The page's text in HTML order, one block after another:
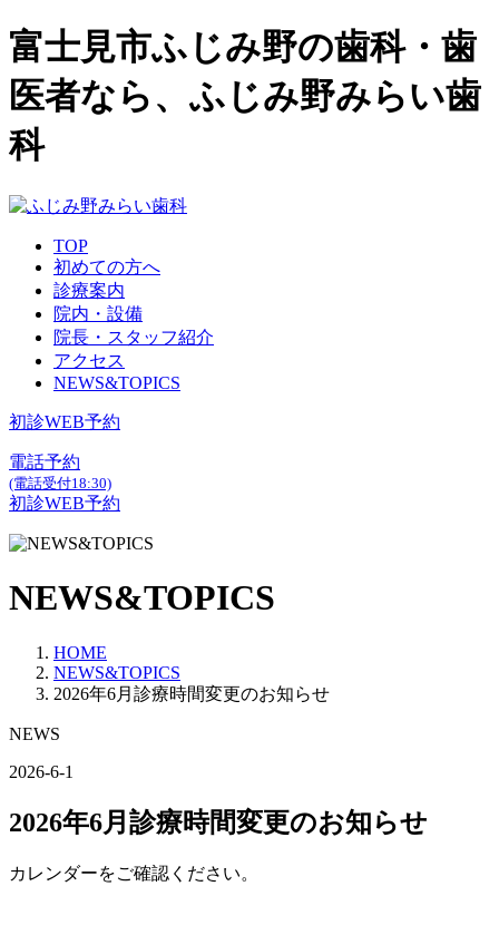
富士見市ふじみ野の歯科・歯
医者なら、ふじみ野みらい歯
科
TOP
初めての方へ
診療案内
院内・設備
院長・スタッフ紹介
アクセス
NEWS&TOPICS
初診WEB予約
電話予約
(電話受付18:30)
初診WEB予約
NEWS&TOPICS
HOME
NEWS&TOPICS
2026年6月診療時間変更のお知らせ
NEWS
2026-6-1
2026年6月診療時間変更のお知らせ
カレンダーをご確認ください。